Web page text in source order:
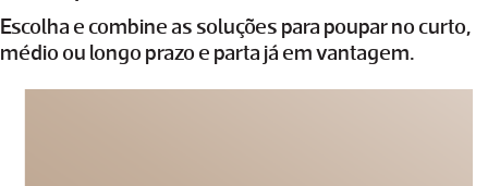
Escolha e combine as soluções para poupar no curto,
médio ou longo prazo e parta já em vantagem.